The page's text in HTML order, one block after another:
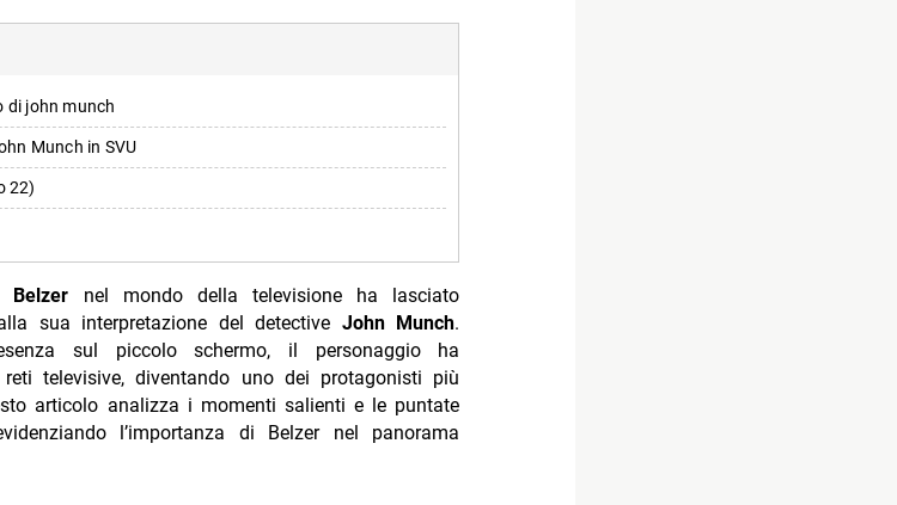
di john munch
Munch in SVU
22)
Munch
Belzer
puntate top
in studio
Belzer nel mondo della televisione ha lasciato
sua interpretazione del detective John Munch.
sul piccolo schermo, il personaggio ha
televisive, diventando uno dei protagonisti più
articolo analizza i momenti salienti e le puntate
l’importanza di Belzer nel panorama